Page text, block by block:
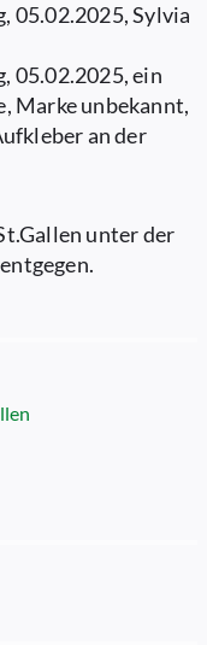
Sylvia
05.02.2025, ein
Marke unbekannt,
an der
unter der